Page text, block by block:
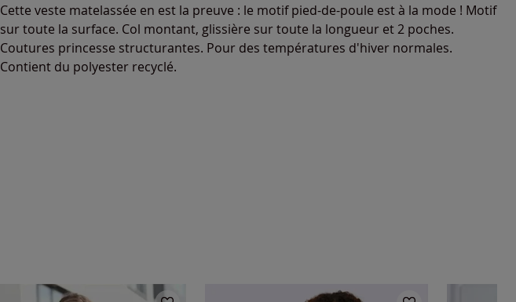
Cette veste matelassée en est la preuve : le motif pied-de-poule est à la mode ! Motif
sur toute la surface. Col montant, glissière sur toute la longueur et 2 poches.
Coutures princesse structurantes. Pour des températures d'hiver normales.
Contient du polyester recyclé.